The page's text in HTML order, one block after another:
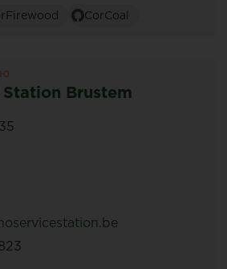
CorCoal
Brustem